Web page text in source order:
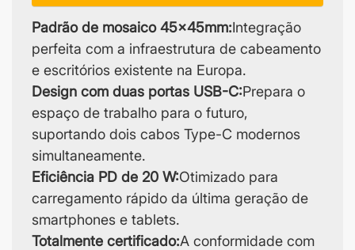
Padrão de mosaico 45x45mm:Integração
perfeita com a infraestrutura de cabeamento
e escritórios existente na Europa.
Design com duas portas USB-C:Prepara o
espaço de trabalho para o futuro,
suportando dois cabos Type-C modernos
simultaneamente.
Eficiência PD de 20 W:Otimizado para
carregamento rápido da última geração de
smartphones e tablets.
Totalmente certificado:A conformidade com